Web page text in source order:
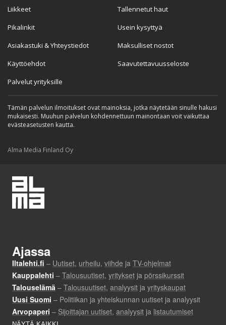
Liikkeet
Pikalinkit
Asiakastuki & Yhteystiedot
Käyttöehdot
Palvelut yrityksille
Tallennetut haut
Usein kysyttyä
Maksulliset nostot
Saavutettavuusseloste
Tämän palvelun ilmoitukset ovat mainoksia, jotka näytetään sinulle hakusi
mukaisesti. Muuhun palvelun kohdennettuun mainontaan voit vaikuttaa
evästeasetusten kautta.
Alma Media Finland Oy